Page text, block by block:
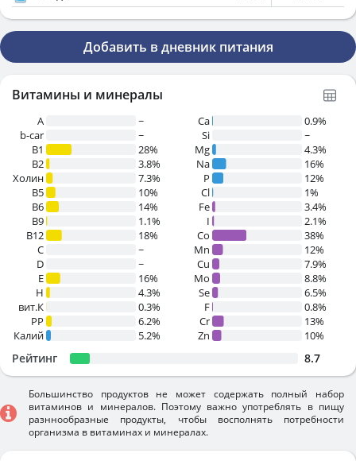
Добавить в дневник питания
Витамины и минералы
A
~
b-car
~
В1
28%
B2
3.8%
Холин
7.3%
B5
10%
B6
14%
B9
1.1%
B12
18%
C
~
D
~
E
16%
H
4.3%
вит.К
0.3%
PP
6.2%
Калий
5.2%
Ca
0.9%
Si
~
Mg
4.3%
Na
16%
P
12%
Cl
1%
Fe
3.4%
I
2.1%
Co
38%
Mn
12%
Cu
7.9%
Mo
8.8%
Se
6.5%
F
0.8%
Cr
13%
Zn
10%
Рейтинг 8.7
Большинство продуктов не может содержать полный набор
витаминов и минералов. Поэтому важно употреблять в пищу
разннообразные продукты, чтобы восполнять потребности
организма в витаминах и минералах.